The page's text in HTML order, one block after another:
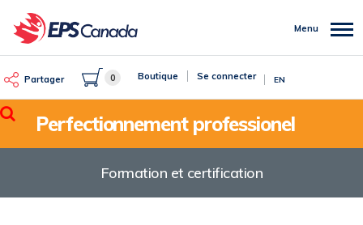
au
contenu
Partager 0 Boutique Se connecter EN
Rechercher
Menu
Perfectionnement professionel
Formation et certification